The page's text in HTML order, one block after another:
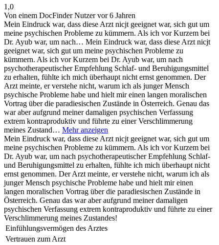
1,0
Von einem DocFinder Nutzervor 6 Jahren
Mein Eindruck war, dass diese Arzt nicjt geeignet war, sich gut um
meine psychischen Probleme zu kümmern. Als ich vor Kurzem bei
Dr. Ayub war, um nach… Mein Eindruck war, dass diese Arzt nicjt
geeignet war, sich gut um meine psychischen Probleme zu
kümmern. Als ich vor Kurzem bei Dr. Ayub war, um nach
psychotherapeutischer Empfehlung Schlaf- und Beruhigungsmittel
zu erhalten, fühlte ich mich überhaupt nicht ernst genommen. Der
Arzt meinte, er verstehe nicht, warum ich als junger Mensch
psychische Probleme habe und hielt mir einen langen moralischen
Vortrag über die paradiesischen Zustände in Österreich. Genau das
war aber aufgrund meiner damaligen psychischen Verfassung
extrem kontraproduktiv und führte zu einer Verschlimmerung
meines Zustand… Mehr anzeigen
Mein Eindruck war, dass diese Arzt nicjt geeignet war, sich gut um
meine psychischen Probleme zu kümmern. Als ich vor Kurzem bei
Dr. Ayub war, um nach psychotherapeutischer Empfehlung Schlaf-
und Beruhigungsmittel zu erhalten, fühlte ich mich überhaupt nicht
ernst genommen. Der Arzt meinte, er verstehe nicht, warum ich als
junger Mensch psychische Probleme habe und hielt mir einen
langen moralischen Vortrag über die paradiesischen Zustände in
Österreich. Genau das war aber aufgrund meiner damaligen
psychischen Verfassung extrem kontraproduktiv und führte zu einer
Verschlimmerung meines Zustandes!
Einfühlungsvermögen des Arztes
Vertrauen zum Arzt